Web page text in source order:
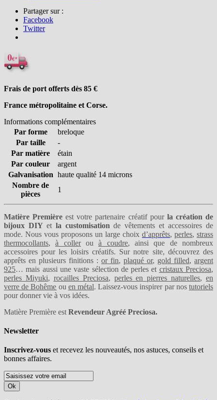
Partager sur :
Facebook
Twitter
Frais de port offerts dès 85 €
France métropolitaine et Corse.
Informations complémentaires
Par forme
breloque
Par taille
-
Par matière
étain
Par couleur
argent
Galvanisation haute qualité 14 microns
Nombre de
pièces
1
Matière Première est votre partenaire créatif pourla création de
bijoux DIY etla customisation de vêtements et accessoires de
mode. Nous vous proposons un large choix d’apprêts, perles, strass
thermocollants,à collerouà coudre, ainsi que de nombreux
accessoires pour les loisirs créatifs. Sur notre site, découvrez des
apprêts en plusieurs finitions : or fin, plaqué or, gold filled, argent
925… mais aussi une vaste sélection de perles et cristaux Preciosa,
perles Miyuki, rocailles Preciosa, perles en pierres naturelles, en
verre de Bohême ou en métal. Laissez-vous inspirer par nostutoriels
pour donner vie à vos idées.
Matière Première est Revendeur Agréé Preciosa.
Newsletter
Inscrivez-vous et recevez les nouveautés, nos astuces, conseils et
bonnes affaires.
Ok